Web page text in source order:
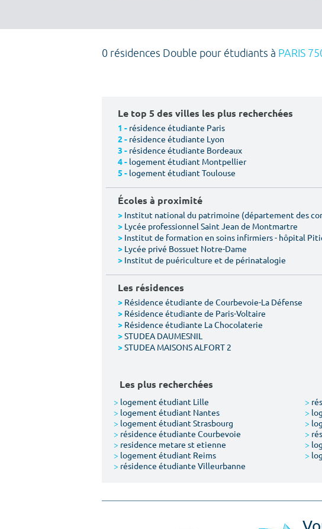
0 résidences Double pour étudiants à PARIS
Le top 5 des villes les plus recherchées
1 - résidence étudiante Paris
2 - résidence étudiante Lyon
3 - résidence étudiante Bordeaux
4 - logement étudiant Montpellier
5 - logement étudiant Toulouse
Écoles à proximité
> Institut national du patrimoine (département des
> Lycée professionnel Saint Jean de Montmartre
> Institut de formation en soins infirmiers - hôpital
> Lycée privé Bossuet Notre-Dame
> Institut de puériculture et de périnatalogie
Les résidences
> Résidence étudiante de Courbevoie-La Défense
> Résidence étudiante de Paris-Voltaire
> Résidence étudiante La Chocolaterie
>STUDEA DAUMESNIL
>STUDEA MAISONS ALFORT 2
Les plus recherchées
> logement étudiant Lille >
> logement étudiant Nantes >
> logement étudiant Strasbourg >
> résidence étudiante Courbevoie >
> residence metare st etienne >
> logement étudiant Reims >
> résidence étudiante Villeurbanne